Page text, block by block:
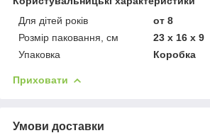
Для дітей років
от 8
Розмір паковання, см
23 x 16 x 9
Упаковка
Коробка
Приховати
Умови доставки